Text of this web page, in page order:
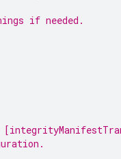
if needed.